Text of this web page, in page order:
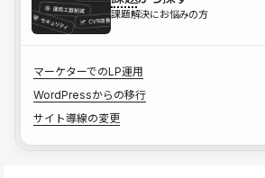
課題解決にお悩みの方
マーケターでのLP運用
WordPressからの移行
サイト導線の変更